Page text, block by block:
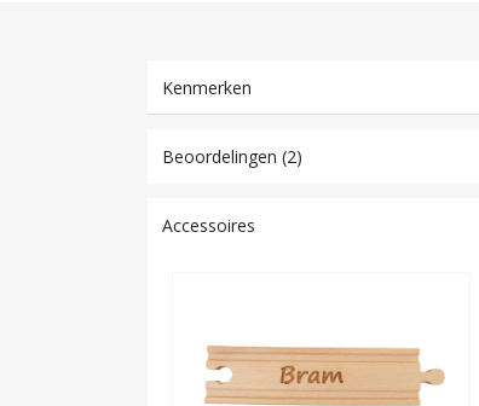
Kenmerken
Beoordelingen (2)
Accessoires